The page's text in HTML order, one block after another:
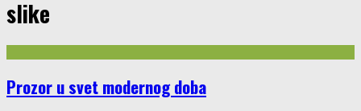
slike
Prozor u svet modernog doba